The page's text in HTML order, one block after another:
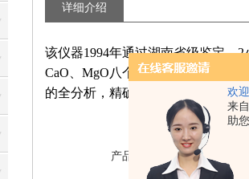
欢
来
助
详细介绍
该仪器1994年通过湖南省级鉴定
CaO、MgO八个成份作快速分析，
的全分析，精确度达到，优于国家
产品：